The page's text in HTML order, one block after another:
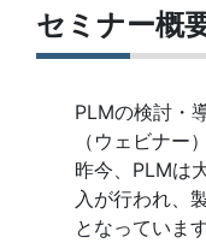
セミナー概
PLMの検討・
（ウェビナー）
昨今、PLMは
入が行われ、
となっています